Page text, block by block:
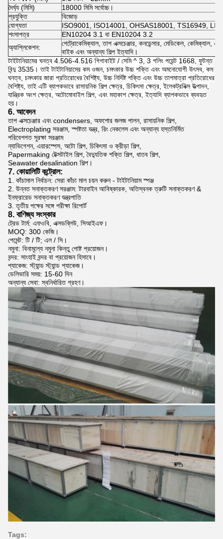
দৈর্ঘ্য (মিমি)
18000 মিমি সর্বোচ্চ।
প্রযুক্তি
বিজোড়
যোগ্যতা
ISO9001, ISO14001, OHSAS18001, TS16949,
শংসাপত্র
EN10204 3.1 বা EN10204 3.2
অ্যাপ্লিকেশন:
পেট্রোকেমিক্যাল, তাপ এক্সচেঞ্জার, কনডেন্সার, মেডিকেল, কেমিক্যাল,
বাইক এবং অন্যান্য শিল্প ইত্যাদি।
টাইটানিয়ামের ঘনত্ব 4.506-4.516 গিগাবাইট / সেমি ^ 3, 3 গলিং পয়েন্ট 1668, ফুটন্ত
বিন্দু 3535। তাই টাইটানিয়ামের কম ওজন, চমৎকার উচ্চ শক্তি এবং অমনোযোগী উৎসব, কম
ঘনত্ব, চমৎকার জারা প্রতিরোধের বৈশিষ্ট্য, উচ্চ নির্দিষ্ট শক্তি এবং উচ্চ তাপমাত্রা প্রতিরোধের
বৈশিষ্ট্য, তাই এটি ব্যাপকভাবে রাসায়নিক শিল্প ক্ষেত্র, চিকিৎসা ক্ষেত্র, ইলেকট্রনিক্স উত্পাদন,
যান্ত্রিক অংশ ক্ষেত্র, অটোমোবাইল শিল্প, এবং মহাকাশ ক্ষেত্র, ইত্যাদি ব্যাপকভাবে ব্যবহৃত
হয়।
6. আবেদন
তাপ এক্সচেঞ্জার এবং condensers, অফশোর জলজ পালন, রাসায়নিক শিল্প,
Electroplating সরঞ্জাম, স্পষ্টতা যন্ত্র, রিং নেকলেস এবং অন্যান্য হস্তনির্মিত
পরিবেশগত সুরক্ষা সরঞ্জাম
ন্যাভিগেশন, এয়ারস্পেস, অটো শিল্প, চিকিৎসা ও ক্রীড়া শিল্প,
Papermaking টেক্সটাইল শিল্প, বৈদ্যুতিক শক্তি শিল্প, ধাতব শিল্প,
Seawater desalination শিল্প।
7. কোয়ালিটি কন্ট্রোল:
1. কাঁচামাল নির্বাচন: সেরা কাঁচা মাল চয়ন করুন - টাইটানিয়াম স্পঞ্জ
2. উন্নত সনাক্তকরণ সরঞ্জাম: টারবাইন আবিষ্কারক, অতিস্বনক ত্রুটি সনাক্তকরণ &
ইনফ্রারেড সনাক্তকরণ যন্ত্রপাতি
3. তৃতীয় পক্ষের সঙ্গে পরীক্ষা রিপোর্ট
8. বাণিজ্য সংস্কার
ট্রেড টার্ম: এফওবি, এক্সডব্লিউ, সিআইএফ।
MOQ: 300 কেজি।
পেমেন্ট: টি / টি; এল / সি।
নমুনা: বিনামূল্যে নমুনা কিন্তু পোষ্ট প্রয়োজন।
বন্দর: সাংহাই বন্দর বা প্রয়োজন হিসাবে।
প্যাকেজ: স্ট্যান্ড স্ট্যান্ড প্যাকেজ।
ডেলিভারি সময়: 15-60 দিন
অন্যান্য সেবা: স্বনির্ধারিত গ্রহণ।
Tags: